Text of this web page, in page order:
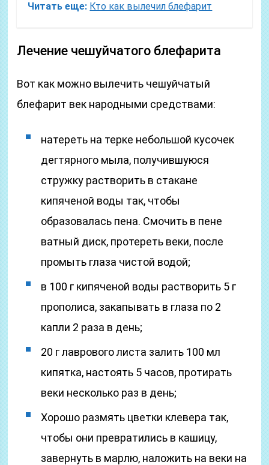
Читать еще: Кто как вылечил блефарит
Лечение чешуйчатого блефарита
Вот как можно вылечить чешуйчатый
блефарит век народными средствами:
натереть на терке небольшой кусочек
дегтярного мыла, получившуюся
стружку растворить в стакане
кипяченой воды так, чтобы
образовалась пена. Смочить в пене
ватный диск, протереть веки, после
промыть глаза чистой водой;
в 100 г кипяченой воды растворить 5 г
прополиса, закапывать в глаза по 2
капли 2 раза в день;
20 г лаврового листа залить 100 мл
кипятка, настоять 5 часов, протирать
веки несколько раз в день;
Хорошо размять цветки клевера так,
чтобы они превратились в кашицу,
завернуть в марлю, наложить на веки на